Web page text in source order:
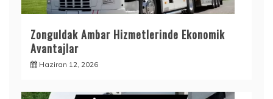
Zonguldak Ambar Hizmetlerinde Ekonomik
Avantajlar
Haziran 12, 2026